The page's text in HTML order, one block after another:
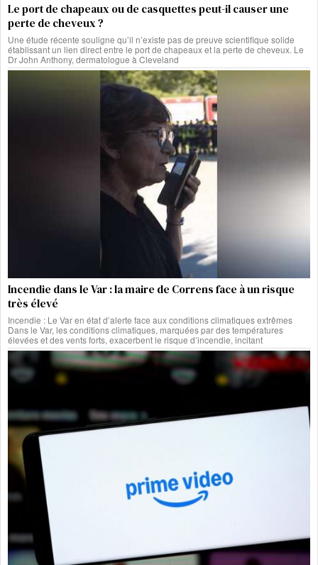
Le port de chapeaux ou de casquettes peut-il causer une
perte de cheveux ?
Une étude récente souligne qu’il n’existe pas de preuve scientifique solide
établissant un lien direct entre le port de chapeaux et la perte de cheveux. Le
Dr John Anthony, dermatologue à Cleveland
Incendie dans le Var : la maire de Correns face à un risque
très élevé
Incendie : Le Var en état d’alerte face aux conditions climatiques extrêmes
Dans le Var, les conditions climatiques, marquées par des températures
élevées et des vents forts, exacerbent le risque d’incendie, incitant